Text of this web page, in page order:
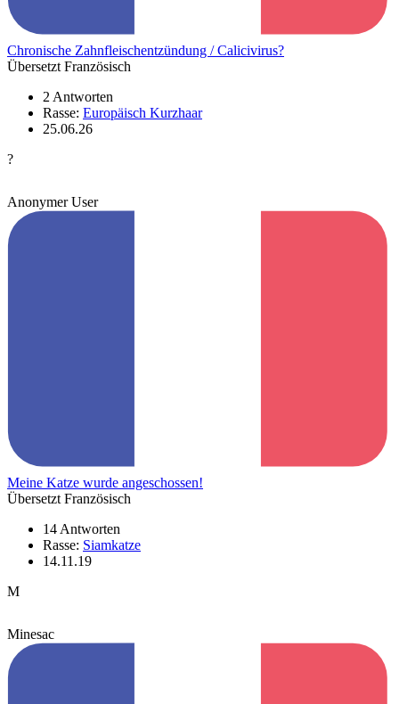
Chronische Zahnfleischentzündung / Calicivirus?
Übersetzt Französisch
2 Antworten
Rasse: Europäisch Kurzhaar
25.06.26
?
Anonymer User
Meine Katze wurde angeschossen!
Übersetzt Französisch
14 Antworten
Rasse: Siamkatze
14.11.19
M
Minesac